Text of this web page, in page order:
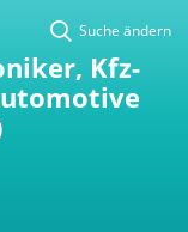
Suche ändern
Kfz-